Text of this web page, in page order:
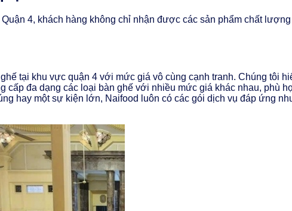
4, khách hàng không chỉ nhận được các sản phẩm chất
tại khu vực quận 4 với mức giá vô cùng cạnh tranh. Chúng tôi
cấp đa dạng các loại bàn ghế với nhiều mức giá khác nhau, phù
hay một sự kiện lớn, Naifood luôn có các gói dịch vụ đáp ứng